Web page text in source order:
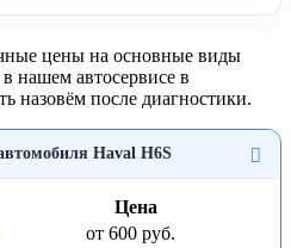
цены на основные виды
нашем автосервисе в
назовём после диагностики.
Haval H6S
Цена
от 600 руб.